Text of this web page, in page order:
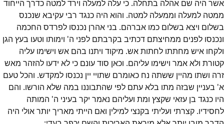
אשר היה שם אהלה בתחלה. כי עלה למעלה וירד למטה כדרך הייחוד
ממטה למעלה וממעלה למטה. והוא היה כנגד רבי עקיבא שנכנס
בשלום ויצא בשלום כמו אברהם. בני אהרן נכנסו לפרדס החכמה
ונכנסו לפנים ממחיצתם דכתיב בקרבתם לפני ה' וימותו וטעו בעץ הגן
ולקחו איש מחתתו לחתות אש. מיקוד ויתנו בהם אש וישימו עליה
קטורת ולא אמר וישימו עליהם. וכאן סוד עונם כי לא ידעו להזהר מאש
זרה ושתו מהיין ששתה נח כאומרם שתויי יין נכנסו למקדש. והכל טעם
א' בעניין שבזה מתו בלא עתם לפי שהתבוננו במה שלא הורשו. והם
היו כנגד בן עזאי שקצץ ומת ועליהם נאמר יקר בעיני ה' המותה
לחסידיו. קצרתי ועליתי בקנצי למילין ואם הייתי מאריך יותר אולי היה